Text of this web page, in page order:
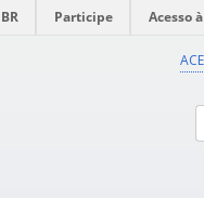
Participe Acesso